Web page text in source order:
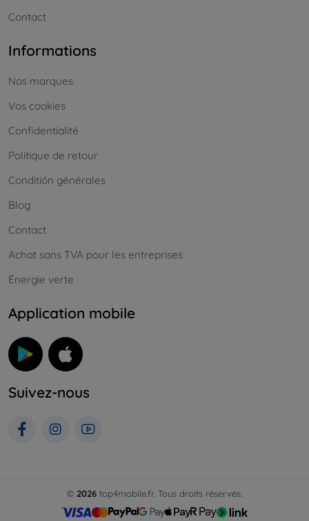
Contact
Informations
Nos marques
Vos cookies
Confidentialité
Politique de retour
Conditión générales
Blog
Contact
Achat sans TVA pour les entreprises
Énergie verte
Application mobile
Suivez-nous
© 2026 top4mobile.fr. Tous droits réservés.